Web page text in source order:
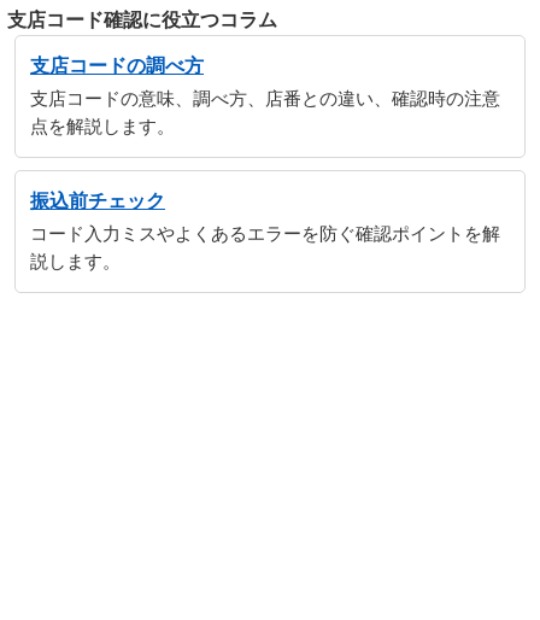
支店コード確認に役立つコラム
支店コードの調べ方
支店コードの意味、調べ方、店番との違い、確認時の注意
点を解説します。
振込前チェック
コード入力ミスやよくあるエラーを防ぐ確認ポイントを解
説します。